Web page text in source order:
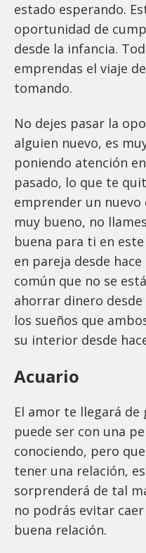
estado esperando.
oportunidad de
desde la infancia.
emprendas el viaje
tomando.
No dejes pasar la
alguien nuevo, es
poniendo atención
pasado, lo que te
emprender un
muy bueno, no
buena para ti en
en pareja desde
común que no se
ahorrar dinero
los sueños que
su interior desde
Acuario
El amor te llegará
puede ser con una
conociendo, pero
tener una relación,
sorprenderá de tal
no podrás evitar
buena relación.